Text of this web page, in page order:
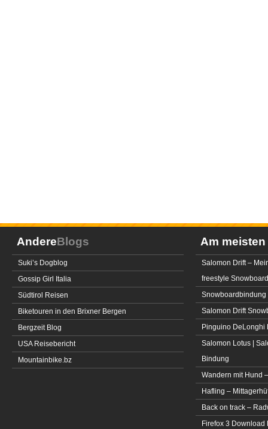
AndereBlogs
Suki’s Dogblog
Gossip Girl Italia
Südtirol Reisen
Biketouren in den Brixner Bergen
Bergzeit Blog
USA Reisebericht
Mountainbike.bz
Am meisten
Salomon Drift –
freestyle Snowboard
Snowboardbindung
Salomon Drift
Pinguino DeLonghi
Salomon Lotus |
Bindung
Wandern mit Hund
Hafling –
Back on track –
Firefox 3 Download